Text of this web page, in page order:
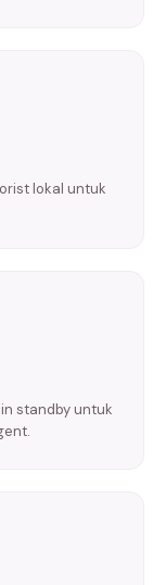
lokal untuk
standby untuk